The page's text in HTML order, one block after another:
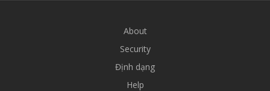
About
Security
Định dạng
Help